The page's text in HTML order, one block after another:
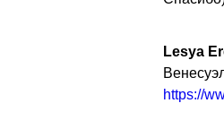
Lesya
https://